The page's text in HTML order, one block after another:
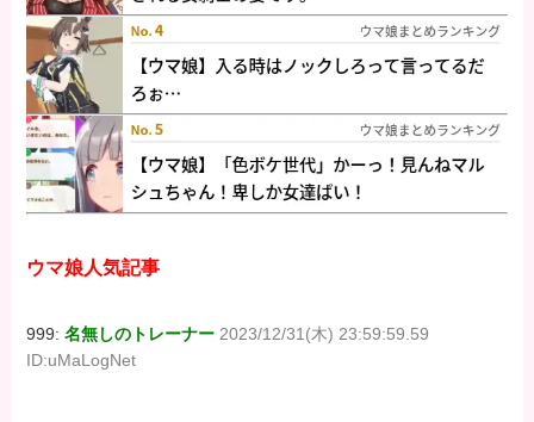
ウマ娘人気記事
999:名無しのトレーナー 2023/12/31(木) 23:59:59.59
ID:uMaLogNet